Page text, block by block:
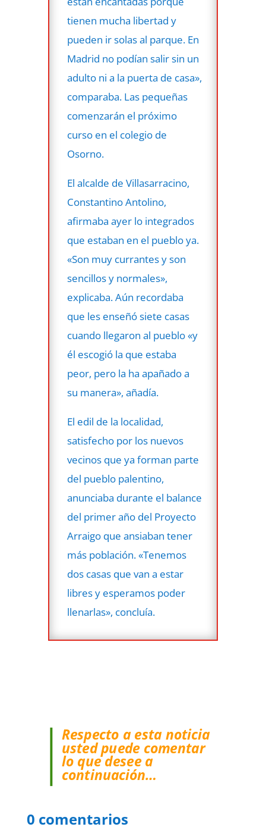
tienen mucha libertad y
pueden ir solas al parque. En
Madrid no podían salir sin un
adulto ni a la puerta de casa»,
comparaba. Las pequeñas
comenzarán el próximo
curso en el colegio de
Osorno.
El alcalde de Villasarracino,
Constantino Antolino,
afirmaba ayer lo integrados
que estaban en el pueblo ya.
«Son muy currantes y son
sencillos y normales»,
explicaba. Aún recordaba
que les enseñó siete casas
cuando llegaron al pueblo «y
él escogió la que estaba
peor, pero la ha apañado a
su manera», añadía.
El edil de la localidad,
satisfecho por los nuevos
vecinos que ya forman parte
del pueblo palentino,
anunciaba durante el balance
del primer año del Proyecto
Arraigo que ansiaban tener
más población. «Tenemos
dos casas que van a estar
libres y esperamos poder
llenarlas», concluía.
Respecto a esta noticia
usted puede comentar
lo que desee a
continuación…
0 comentarios